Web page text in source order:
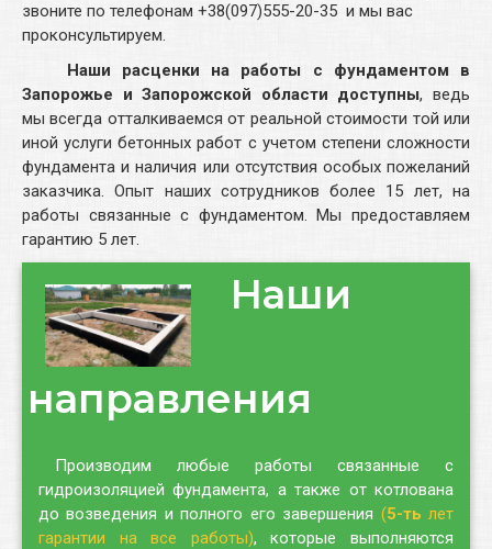
звоните по телефонам +38(097)555-20-35 и мы вас
проконсультируем.
Наши расценки на работы с фундаментом в
Запорожье и Запорожской области доступны, ведь
мы всегда отталкиваемся от реальной стоимости той или
иной услуги бетонных работ с учетом степени сложности
фундамента и наличия или отсутствия особых пожеланий
заказчика. Опыт наших сотрудников более 15 лет, на
работы связанные с фундаментом. Мы предоставляем
гарантию 5 лет.
Наши
направления
Производим любые работы связанные с
гидроизоляцией фундамента, а также от котлована
до возведения и полного его завершения (5-ть лет
гарантии на все работы), которые выполняются